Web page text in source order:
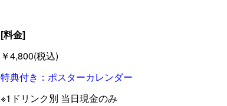
[料金]
￥4,800(税込)
特典付き：ポスターカレンダー
※1ドリンク別 当日現金のみ